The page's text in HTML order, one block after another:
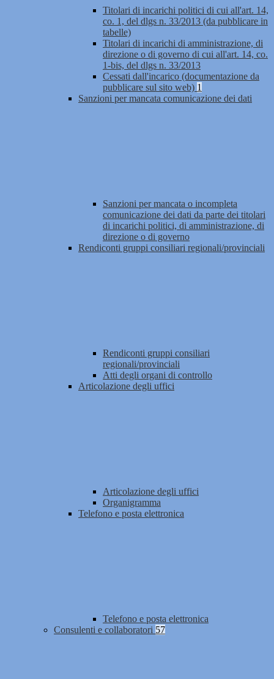
Titolari di incarichi politici di cui all'art. 14,
co. 1, del dlgs n. 33/2013 (da pubblicare in
tabelle)
Titolari di incarichi di amministrazione, di
direzione o di governo di cui all'art. 14, co.
1-bis, del dlgs n. 33/2013
Cessati dall'incarico (documentazione da
pubblicare sul sito web) 1
Sanzioni per mancata comunicazione dei dati
Sanzioni per mancata o incompleta
comunicazione dei dati da parte dei titolari
di incarichi politici, di amministrazione, di
direzione o di governo
Rendiconti gruppi consiliari regionali/provinciali
Rendiconti gruppi consiliari
regionali/provinciali
Atti degli organi di controllo
Articolazione degli uffici
Articolazione degli uffici
Organigramma
Telefono e posta elettronica
Telefono e posta elettronica
Consulenti e collaboratori 57